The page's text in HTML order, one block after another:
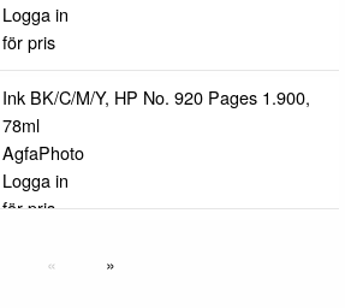
Logga in
för pris
Ink BK/C/M/Y, HP No. 920 Pages 1.900,
78ml
AgfaPhoto
Logga in
för pris